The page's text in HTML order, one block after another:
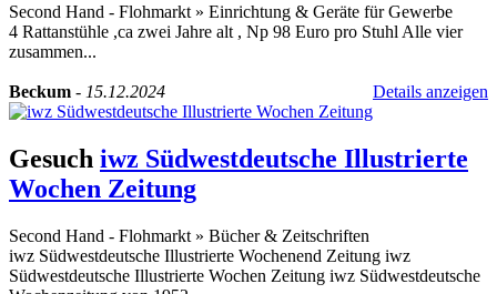
Second Hand - Flohmarkt » Einrichtung & Geräte für Gewerbe
4 Rattanstühle ,ca zwei Jahre alt , Np 98 Euro pro Stuhl Alle vier
zusammen...
Beckum - 15.12.2024 Details anzeigen
Gesuch iwz Südwestdeutsche Illustrierte
Wochen Zeitung
Second Hand - Flohmarkt » Bücher & Zeitschriften
iwz Südwestdeutsche Illustrierte Wochenend Zeitung iwz
Südwestdeutsche Illustrierte Wochen Zeitung iwz Südwestdeutsche